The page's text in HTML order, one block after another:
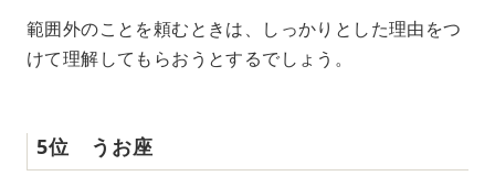
範囲外のことを頼むときは、しっかりとした理由をつ
けて理解してもらおうとするでしょう。
5位 うお座